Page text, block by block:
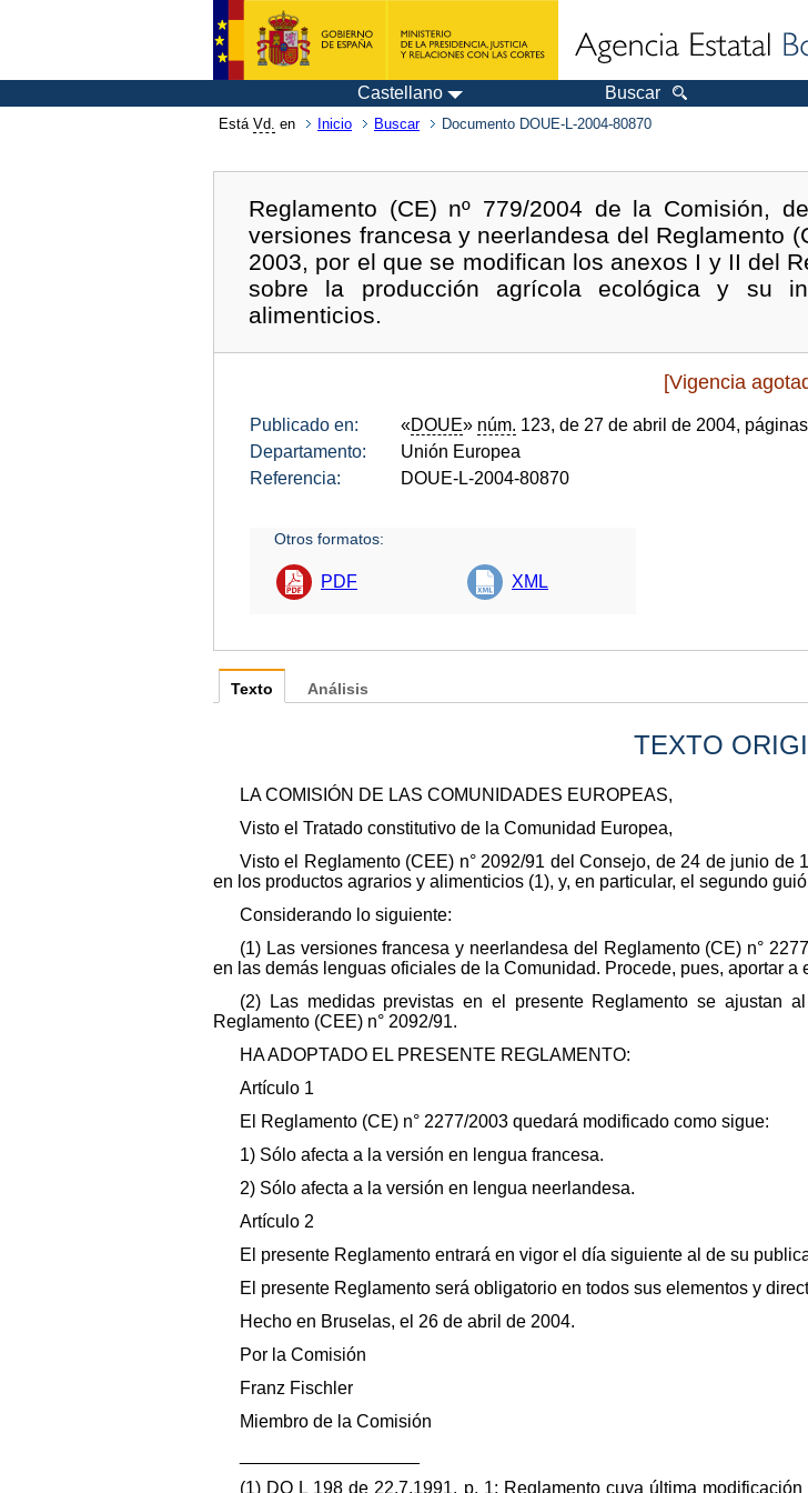
Castellano Buscar
Está Vd. en Inicio Buscar Documento DOUE-L-2004-80870
Reglamento (CE) nº 779/2004 de la Comisión,
versiones francesa y neerlandesa del Reglamento
2003, por el que se modifican los anexos I y II del
sobre la producción agrícola ecológica y su
alimenticios.
[Vigencia
Publicado en: «DOUE» núm. 123, de 27 de abril de 2004,
Departamento:
Unión Europea
Referencia:
DOUE-L-2004-80870
Otros formatos:
PDF XML
Texto
TEXTO
LA COMISIÓN DE LAS COMUNIDADES EUROPEAS,
Visto el Tratado constitutivo de la Comunidad Europea,
Visto el Reglamento (CEE) n° 2092/91 del Consejo, de 24 de junio
en los productos agrarios y alimenticios (1), y, en particular, el segundo
Considerando lo siguiente:
(1) Las versiones francesa y neerlandesa del Reglamento (CE) n°
en las demás lenguas oficiales de la Comunidad. Procede, pues, aportar
(2) Las medidas previstas en el presente Reglamento se ajustan
Reglamento (CEE) n° 2092/91.
HA ADOPTADO EL PRESENTE REGLAMENTO:
Artículo 1
El Reglamento (CE) n° 2277/2003 quedará modificado como sigue:
1) Sólo afecta a la versión en lengua francesa.
2) Sólo afecta a la versión en lengua neerlandesa.
Artículo 2
El presente Reglamento entrará en vigor el día siguiente al de su
El presente Reglamento será obligatorio en todos sus elementos y
Hecho en Bruselas, el 26 de abril de 2004.
Por la Comisión
Franz Fischler
Miembro de la Comisión
(1) DO L 198 de 22.7.1991, p. 1; Reglamento cuya última
Análisis